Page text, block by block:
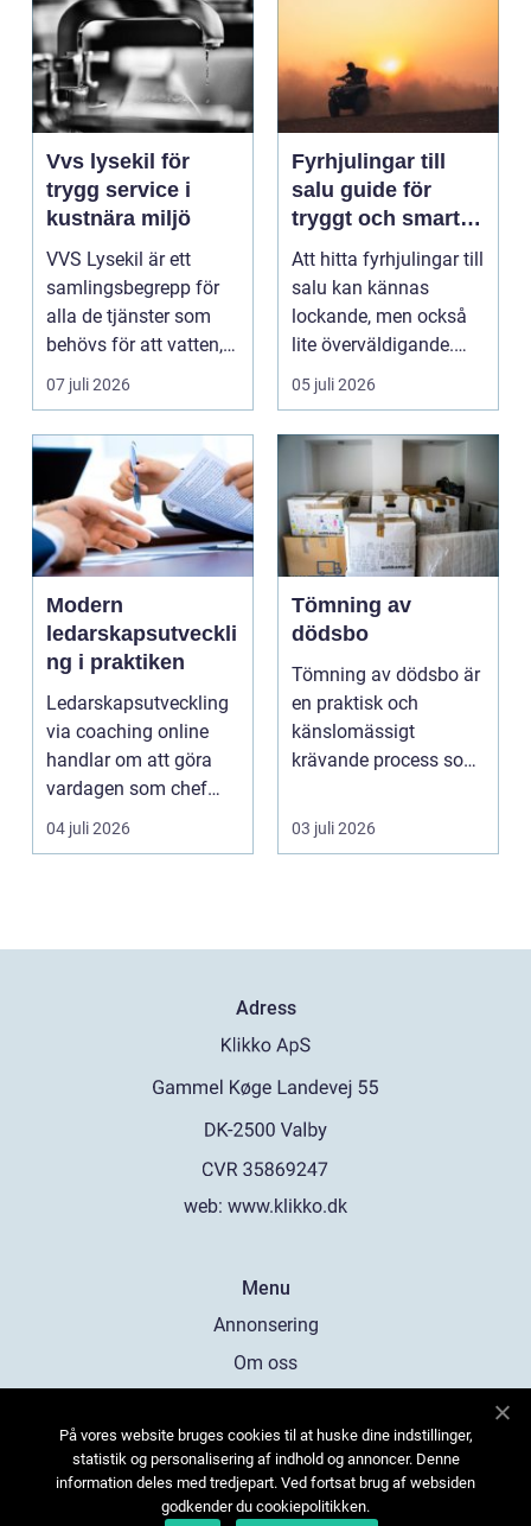
Vvs lysekil för
trygg service i
kustnära miljö
VVS Lysekil är ett
samlingsbegrepp för
alla de tjänster som
behövs för att vatten,
värme och avlopp ...
07 juli 2026
Fyrhjulingar till
salu guide för
tryggt och smart
köp
Att hitta fyrhjulingar till
salu kan kännas
lockande, men också
lite överväldigande.
Utbudet är stor...
05 juli 2026
Modern
ledarskapsutveckli
ng i praktiken
Ledarskapsutveckling
via coaching online
handlar om att göra
vardagen som chef
både mer h...
04 juli 2026
Tömning av
dödsbo
Tömning av dödsbo är
en praktisk och
känslomässigt
krävande process som
gång ell...
03 juli 2026
Adress
web: www.klikko.dk
Menu
Annonsering
Om oss
Kontakta oss
Sitemap
På vores website bruges cookies til at huske dine indstillinger,
statistik og personalisering af indhold og annoncer. Denne
information deles med tredjepart. Ved fortsat brug af websiden
godkender du cookiepolitikken.